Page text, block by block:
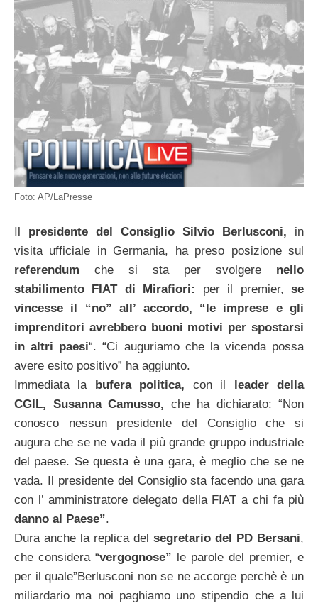
Foto: AP/LaPresse
Il presidente del Consiglio Silvio Berlusconi, in
visita ufficiale in Germania, ha preso posizione sul
referendum che si sta per svolgere nello
stabilimento FIAT di Mirafiori:
per il premier,se
vincesse il “no” all’ accordo, “le imprese e gli
imprenditori avrebbero buoni motivi per spostarsi
in altri paesi“. “Ci auguriamo che la vicenda possa
avere esito positivo” ha aggiunto.
Immediata labufera politica, con il leader della
CGIL, Susanna Camusso, che ha dichiarato: “Non
conosco nessun presidente del Consiglio che si
augura che se ne vada il più grande gruppo industriale
del paese. Se questa è una gara, è meglio che se ne
vada. Il presidente del Consiglio sta facendo una gara
con l’ amministratore delegato della FIAT a chi fa più
danno al Paese”.
Dura anche la replica del segretario del PD Bersani,
che considera “vergognose” le parole del premier, e
per il quale”Berlusconi non se ne accorge perchè è un
miliardario ma noi paghiamo uno stipendio che a lui